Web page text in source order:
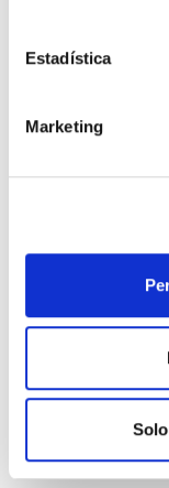
Estadística
Marketing